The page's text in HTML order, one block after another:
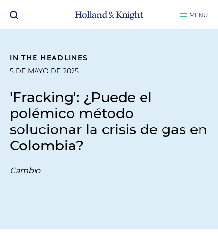
MENÚ
IN THE HEADLINES
5 DE MAYO DE 2025
'Fracking': ¿Puede el
polémico método
solucionar la crisis de gas en
Colombia?
Cambio